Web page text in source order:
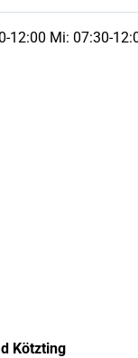
12:00 Mi: 07:30-
Kötzting